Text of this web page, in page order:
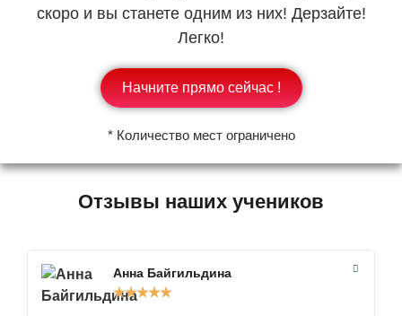
скоро и вы станете одним из них! Дерзайте!
Легко!
Начните прямо сейчас !
* Количество мест ограничено
Отзывы наших учеников
Анна Байгильдина
★★★★★